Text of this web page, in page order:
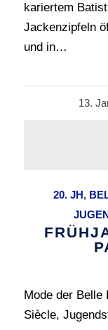
kariertem
Jackenzipfeln
und in…
13.
20. JH,
Mode der Belle
Siècle,